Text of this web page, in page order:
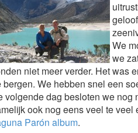
We
we
niet meer verder. Het was
bergen. We hebben snel een
volgende dag besloten we nog
ook nog eens veel te veel
Parón album.